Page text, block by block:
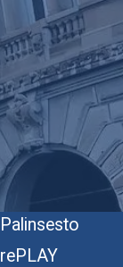
Palinsesto
rePLAY